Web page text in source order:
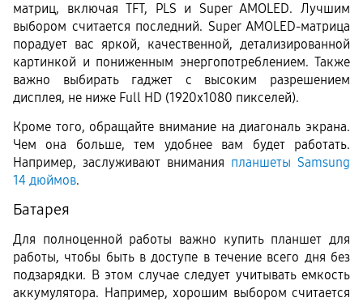
матриц, включая TFT, PLS и Super AMOLED. Лучшим
выбором считается последний. Super AMOLED-матрица
порадует вас яркой, качественной, детализированной
картинкой и пониженным энергопотреблением. Также
важно выбирать гаджет с высоким разрешением
дисплея, не ниже Full HD (1920x1080 пикселей).
Кроме того, обращайте внимание на диагональ экрана.
Чем она больше, тем удобнее вам будет работать.
Например, заслуживают внимания планшеты Samsung
14 дюймов.
Батарея
Для полноценной работы важно купить планшет для
работы, чтобы быть в доступе в течение всего дня без
подзарядки. В этом случае следует учитывать емкость
аккумулятора. Например, хорошим выбором считается